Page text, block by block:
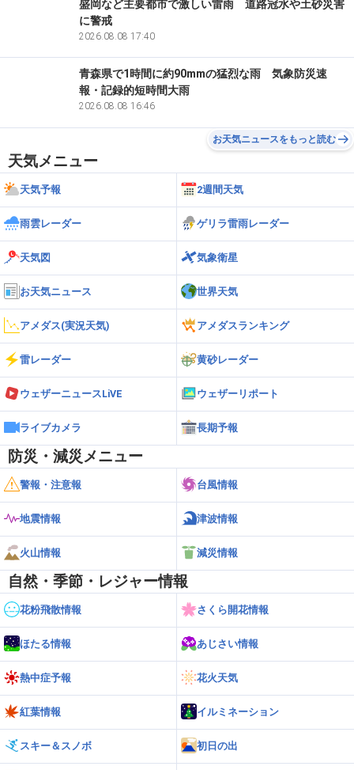
盛岡など主要都市で激しい雷雨 道路冠水や土砂災害
に警戒
2026.08.08 17:40
青森県で1時間に約90mmの猛烈な雨 気象防災速
報・記録的短時間大雨
2026.08.08 16:46
お天気ニュースをもっと読む
天気メニュー
天気予報 2週間天気
雨雲レーダー ゲリラ雷雨レーダー
天気図 気象衛星
お天気ニュース 世界天気
アメダス(実況天気) アメダスランキング
雷レーダー 黄砂レーダー
ウェザーニュースLiVE ウェザーリポート
ライブカメラ 長期予報
防災・減災メニュー
警報・注意報 台風情報
地震情報 津波情報
火山情報 減災情報
自然・季節・レジャー情報
花粉飛散情報 さくら開花情報
ほたる情報 あじさい情報
熱中症予報 花火天気
紅葉情報 イルミネーション
スキー＆スノボ 初日の出